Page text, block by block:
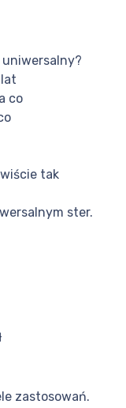
uniwersalny?
co
tak
ster.
zastosowań.